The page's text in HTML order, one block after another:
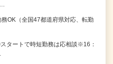
OK（全国47都道府県対応、転勤
タートで時短勤務は応相談※16：